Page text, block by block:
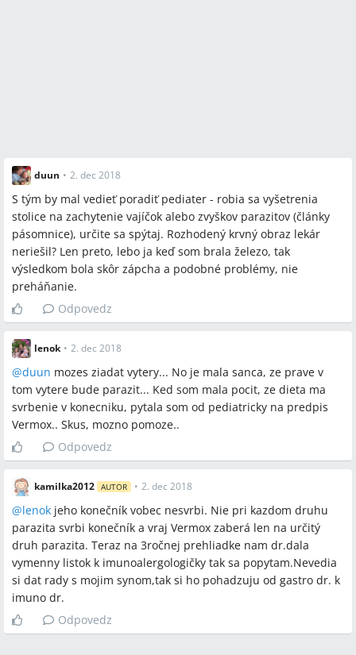
duun • 2. dec 2018
S tým by mal vedieť poradiť pediater - robia sa vyšetrenia
stolice na zachytenie vajíčok alebo zvyškov parazitov (články
pásomnice), určite sa spýtaj. Rozhodený krvný obraz lekár
neriešil? Len preto, lebo ja keď som brala železo, tak
výsledkom bola skôr zápcha a podobné problémy, nie
preháňanie.
Odpovedz
lenok • 2. dec 2018
@duun mozes ziadat vytery... No je mala sanca, ze prave v
tom vytere bude parazit... Ked som mala pocit, ze dieta ma
svrbenie v konecniku, pytala som od pediatricky na predpis
Vermox.. Skus, mozno pomoze..
Odpovedz
kamilka2012 AUTOR • 2. dec 2018
@lenok jeho konečník vobec nesvrbi. Nie pri kazdom druhu
parazita svrbi konečník a vraj Vermox zaberá len na určitý
druh parazita. Teraz na 3ročnej prehliadke nam dr.dala
vymenny listok k imunoalergologičky tak sa popytam.Nevedia
si dat rady s mojim synom,tak si ho pohadzuju od gastro dr. k
imuno dr.
Odpovedz